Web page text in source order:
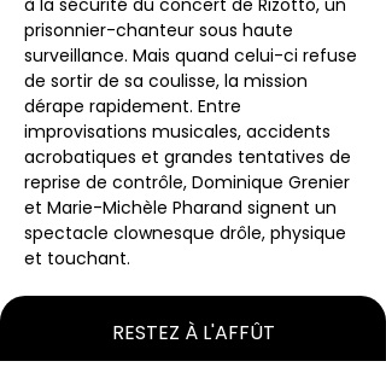
à la sécurité du concert de Rizotto, un
prisonnier-chanteur sous haute
surveillance. Mais quand celui-ci refuse
de sortir de sa coulisse, la mission
dérape rapidement. Entre
improvisations musicales, accidents
acrobatiques et grandes tentatives de
reprise de contrôle, Dominique Grenier
et Marie-Michèle Pharand signent un
spectacle clownesque drôle, physique
et touchant.
RESTEZ À L'AFFÛT